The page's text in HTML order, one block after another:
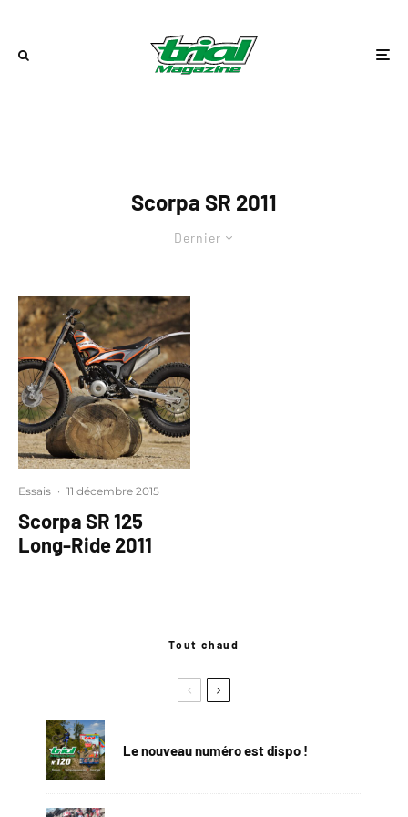
Scorpa SR 2011
Dernier
Essais · 11 décembre 2015
Scorpa SR 125
Long-Ride 2011
Tout chaud
Le nouveau numéro est dispo !